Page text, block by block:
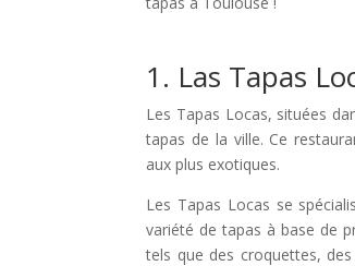
1. Las Tapas
Les Tapas Locas, situées
tapas de la ville. Ce
aux plus exotiques.
Les Tapas Locas se
variété de tapas à base de
tels que des croquettes,